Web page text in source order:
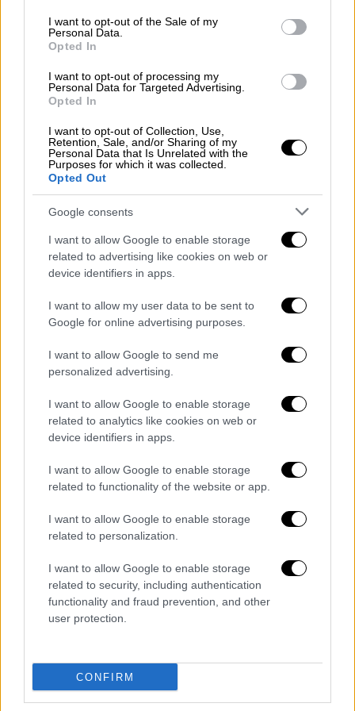
consent section.
I want to opt-out of the Sale of my
Personal Data.
Opted In
I want to opt-out of processing my
Personal Data for Targeted Advertising.
Opted In
I want to opt-out of Collection, Use,
Retention, Sale, and/or Sharing of my
Personal Data that Is Unrelated with the
Purposes for which it was collected.
Opted Out
Google consents
I want to allow Google to enable storage
related to advertising like cookies on web or
device identifiers in apps.
I want to allow my user data to be sent to
Google for online advertising purposes.
I want to allow Google to send me
personalized advertising.
I want to allow Google to enable storage
related to analytics like cookies on web or
device identifiers in apps.
I want to allow Google to enable storage
related to functionality of the website or app.
I want to allow Google to enable storage
related to personalization.
I want to allow Google to enable storage
related to security, including authentication
functionality and fraud prevention, and other
user protection.
CONFIRM
ποτέ να της κάνω κακό. Είμαι αληθινά
συντετριμμένος».
«Απάνθρωπη ποινή για άνθρωπο με
πρόβλημα ψυχικής υγείας»
Η υπεράσπιση του Έντουαρντ Λι Μπέσμπι
προσπάθησε να εμποδίσει την εκτέλεση της
ποινής, επιχειρηματολογώντας πως ο
άνδρας παρουσίαζε νοητική υστέρηση και
κατά συνέπεια δεν ήταν ικανός να
εκτελεστεί, χαρακτηρίζοντας την ποινή
απάνθρωπη και ασυνήθιστη για άνθρωπο με
πρόβλημα ψυχικής υγείας
απαγορεύει το Σύνταγμα των ΗΠΑ.
οποίο κυριαρχούν συντηρητικοί δικαστές,
απέρριψε την προσφυγή της υπεράσπισης
και ακύρωσε την αναστολή της εκτέλεσης
που είχε αποφασίσει κατώτερο δικαστήριο.
αριθμός αυτών που έχουν γίνει από την αρχή
της χρονιάς στις ΗΠΑ.
Ο Έντουαρντ Λι Μπέσμπι είναι ο 600ός
κρατούμενος που εκτελέστηκε στο Τέξας
από το 1982, τη χρονιά που η πολιτεία αυτή
κατέστησε εκ νέου δυνατή την επιβολή της
εσχάτης των ποινών.
καταφεύγει περισσότερο από οποιαδήποτε
άλλη στην θανατική ποινή
πολιτεία αυτή γίνεται το ένα τρίτο των